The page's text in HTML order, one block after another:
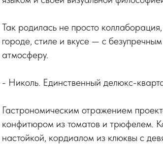
Так родилась не просто
городе, стиле и вкусе — с
атмосферу.
- Николь. Единственный делюкс-
Гастрономическим отражением
конфитюром из томатов и трюфелем.
настойкой, кордиалом из клюквы с